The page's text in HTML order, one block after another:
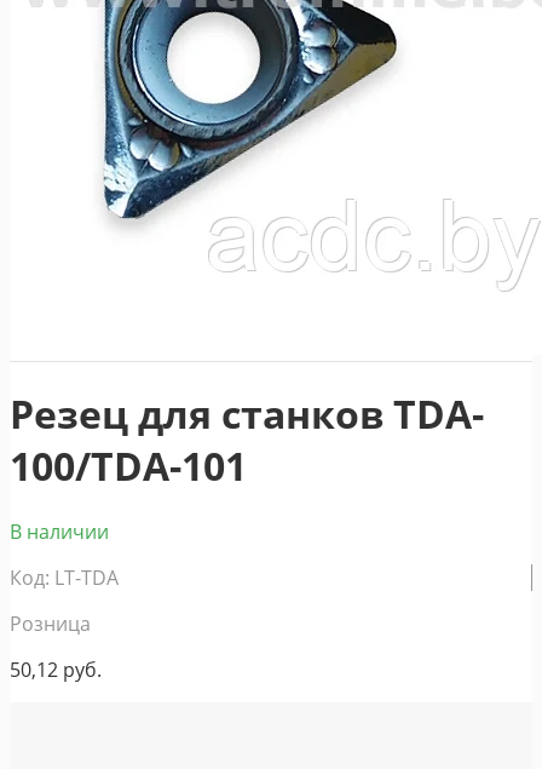
Резец для станков TDA-
100/TDA-101
В наличии
Код: LT-TDA
Розница
50,12 руб.